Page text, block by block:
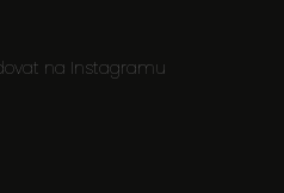
na Instagramu